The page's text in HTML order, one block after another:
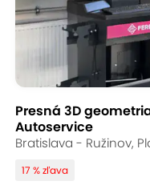
Presná 3D
Autoservice
Bratislava - Ružinov,
17 % zľava